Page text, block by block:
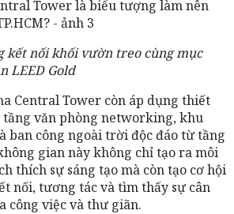
kết nối khối vườn treo cùng mục
LEED Gold
Central Tower còn áp dụng thiết
tầng văn phòng networking, khu
ban công ngoài trời độc đáo từ tầng
gian này không chỉ tạo ra môi
thích sự sáng tạo mà còn tạo cơ hội
nối, tương tác và tìm thấy sự cân
công việc và thư giãn.